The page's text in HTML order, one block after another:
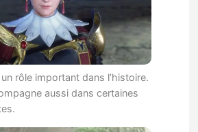
rôle important dans l’histoire.
aussi dans certaines